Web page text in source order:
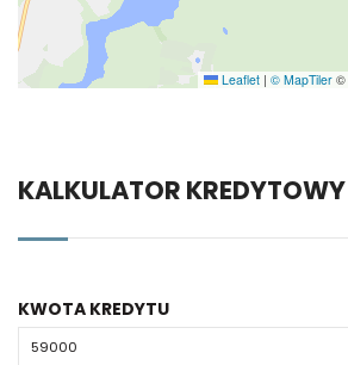
Leaflet | © MapTiler ©
KALKULATOR KREDYTOWY
KWOTA KREDYTU